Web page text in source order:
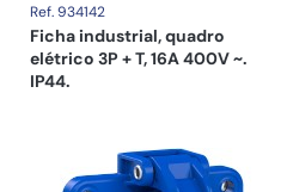
Ref. 934142
Ficha industrial, quadro
elétrico 3P + T, 16A 400V ~.
IP44.